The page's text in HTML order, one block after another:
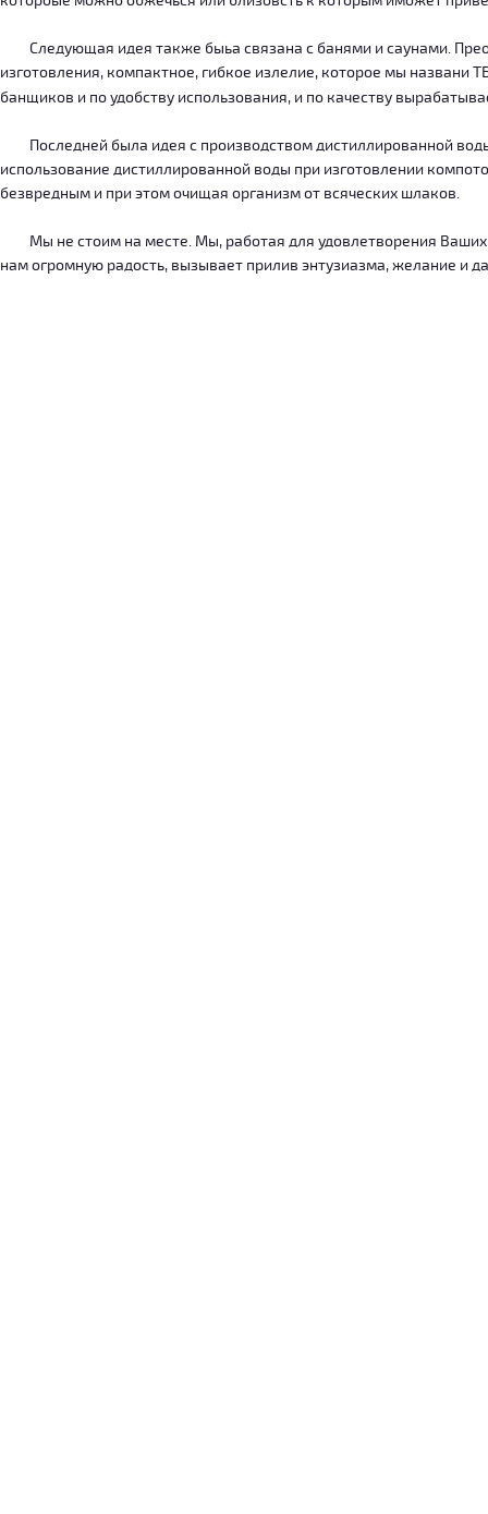
Следующая идея также быьа связана с банями и саунами.
изготовления, компактное, гибкое излелие, которое мы
банщиков и по удобству использования, и по качеству
Последней была идея с производством дистиллированной
использование дистиллированной воды при изготовлении
безвредным и при этом очищая организм от всяческих шлаков.
Мы не стоим на месте. Мы, работая для удовлетворения Ваших
нам огромную радость, вызывает прилив энтузиазма, желание и